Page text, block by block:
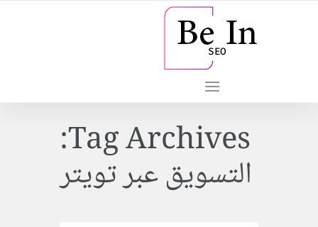
Tag Archives:
التسويق عبر تويتر